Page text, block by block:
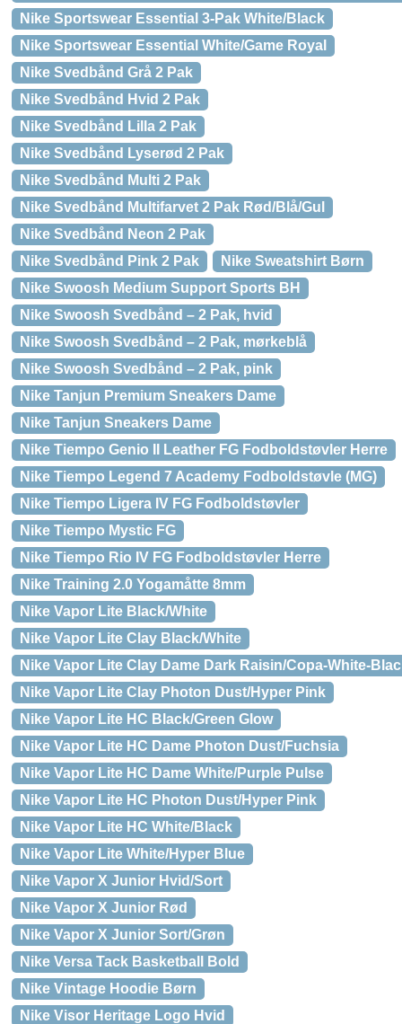
Nike Sportswear Essential 3-Pak White/Black
Nike Sportswear Essential White/Game Royal
Nike Svedbånd Grå 2 Pak
Nike Svedbånd Hvid 2 Pak
Nike Svedbånd Lilla 2 Pak
Nike Svedbånd Lyserød 2 Pak
Nike Svedbånd Multi 2 Pak
Nike Svedbånd Multifarvet 2 Pak Rød/Blå/Gul
Nike Svedbånd Neon 2 Pak
Nike Svedbånd Pink 2 Pak
Nike Sweatshirt Børn
Nike Swoosh Medium Support Sports BH
Nike Swoosh Svedbånd – 2 Pak, hvid
Nike Swoosh Svedbånd – 2 Pak, mørkeblå
Nike Swoosh Svedbånd – 2 Pak, pink
Nike Tanjun Premium Sneakers Dame
Nike Tanjun Sneakers Dame
Nike Tiempo Genio II Leather FG Fodboldstøvler Herre
Nike Tiempo Legend 7 Academy Fodboldstøvle (MG)
Nike Tiempo Ligera IV FG Fodboldstøvler
Nike Tiempo Mystic FG
Nike Tiempo Rio IV FG Fodboldstøvler Herre
Nike Training 2.0 Yogamåtte 8mm
Nike Vapor Lite Black/White
Nike Vapor Lite Clay Black/White
Nike Vapor Lite Clay Dame Dark Raisin/Copa-White-
Nike Vapor Lite Clay Photon Dust/Hyper Pink
Nike Vapor Lite HC Black/Green Glow
Nike Vapor Lite HC Dame Photon Dust/Fuchsia
Nike Vapor Lite HC Dame White/Purple Pulse
Nike Vapor Lite HC Photon Dust/Hyper Pink
Nike Vapor Lite HC White/Black
Nike Vapor Lite White/Hyper Blue
Nike Vapor X Junior Hvid/Sort
Nike Vapor X Junior Rød
Nike Vapor X Junior Sort/Grøn
Nike Versa Tack Basketball Bold
Nike Vintage Hoodie Børn
Nike Visor Heritage Logo Hvid